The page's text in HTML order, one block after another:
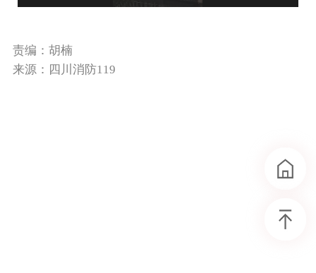
责编：胡楠
来源：四川消防119